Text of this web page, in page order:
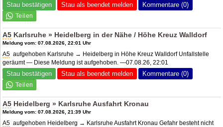
Stau bestätigen Stau als beendet melden Kommentare (0)
A5 Karlsruhe » Heidelberg in der Nähe / Höhe Kreuz Walldorf
Meldung vom: 07.08.2026, 22:01 Uhr
A5 aufgehoben Karlsruhe → Heidelberg in Höhe Kreuz Walldorf Unfallstelle
geräumt — Diese Meldung ist aufgehoben. —07.08.26, 22:01
Stau bestätigen Stau als beendet melden Kommentare (0)
A5 Heidelberg » Karlsruhe Ausfahrt Kronau
Meldung vom: 07.08.2026, 21:39 Uhr
A5 aufgehoben Heidelberg → Karlsruhe Ausfahrt Kronau Gefahr besteht nicht